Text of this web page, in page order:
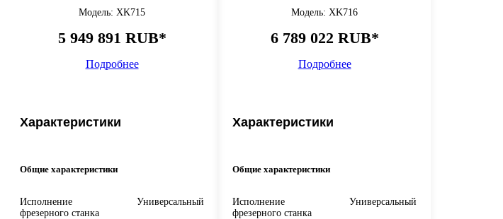
Модель: XK715
5 949 891 RUB*
Подробнее
Характеристики
Общие характеристики
Исполнение
фрезерного станка
Универсальный
Модель: XK716
6 789 022 RUB*
Подробнее
Характеристики
Общие характеристики
Исполнение
фрезерного станка
Универсальный